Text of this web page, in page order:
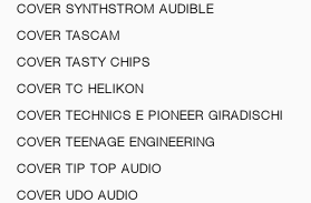
COVER SYNTHSTROM AUDIBLE
COVER TASCAM
COVER TASTY CHIPS
COVER TC HELIKON
COVER TECHNICS E PIONEER GIRADISCHI
COVER TEENAGE ENGINEERING
COVER TIP TOP AUDIO
COVER UDO AUDIO